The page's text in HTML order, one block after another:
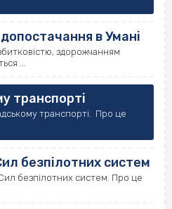
в Умані
здорожчанням
...
транспорті
транспорті. Про це
безпілотних систем
безпілотних систем. Про це